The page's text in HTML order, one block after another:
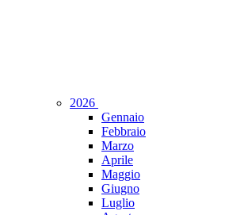
2026
Gennaio
Febbraio
Marzo
Aprile
Maggio
Giugno
Luglio